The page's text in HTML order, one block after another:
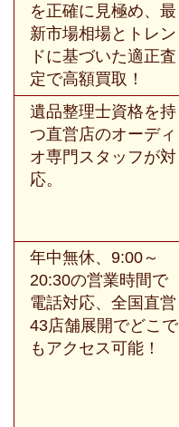
を正確に見極め、最
新市場相場とトレン
ドに基づいた適正査
定で高額買取！
遺品整理士資格を持
つ直営店のオーディ
オ専門スタッフが対
応。
年中無休、9:00～
20:30の営業時間で
電話対応、全国直営
43店舗展開でどこで
もアクセス可能！